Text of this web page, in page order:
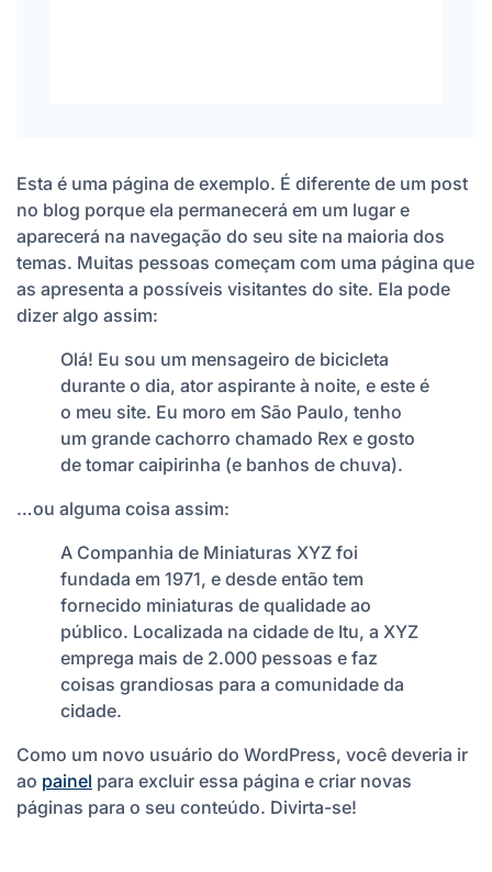
Esta é uma página de exemplo. É diferente de um post
no blog porque ela permanecerá em um lugar e
aparecerá na navegação do seu site na maioria dos
temas. Muitas pessoas começam com uma página que
as apresenta a possíveis visitantes do site. Ela pode
dizer algo assim:
Olá! Eu sou um mensageiro de bicicleta
durante o dia, ator aspirante à noite, e este é
o meu site. Eu moro em São Paulo, tenho
um grande cachorro chamado Rex e gosto
de tomar caipirinha (e banhos de chuva).
…ou alguma coisa assim:
A Companhia de Miniaturas XYZ foi
fundada em 1971, e desde então tem
fornecido miniaturas de qualidade ao
público. Localizada na cidade de Itu, a XYZ
emprega mais de 2.000 pessoas e faz
coisas grandiosas para a comunidade da
cidade.
Como um novo usuário do WordPress, você deveria ir
ao painel para excluir essa página e criar novas
páginas para o seu conteúdo. Divirta-se!